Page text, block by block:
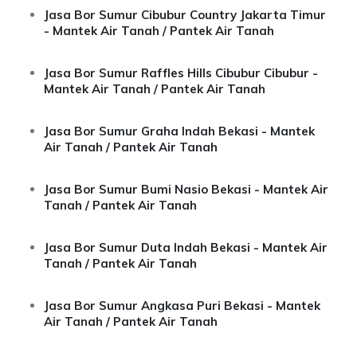
Jasa Bor Sumur Cibubur Country Jakarta Timur
- Mantek Air Tanah / Pantek Air Tanah
Jasa Bor Sumur Raffles Hills Cibubur Cibubur -
Mantek Air Tanah / Pantek Air Tanah
Jasa Bor Sumur Graha Indah Bekasi - Mantek
Air Tanah / Pantek Air Tanah
Jasa Bor Sumur Bumi Nasio Bekasi - Mantek Air
Tanah / Pantek Air Tanah
Jasa Bor Sumur Duta Indah Bekasi - Mantek Air
Tanah / Pantek Air Tanah
Jasa Bor Sumur Angkasa Puri Bekasi - Mantek
Air Tanah / Pantek Air Tanah